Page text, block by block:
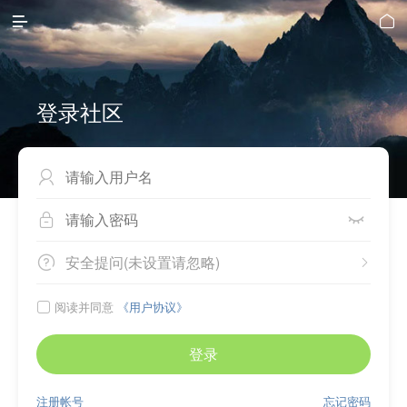
 
登录社区

 
 
安全提问(未设置请忽略)
 阅读并同意 《用户协议》
登录
忘记密码
注册帐号